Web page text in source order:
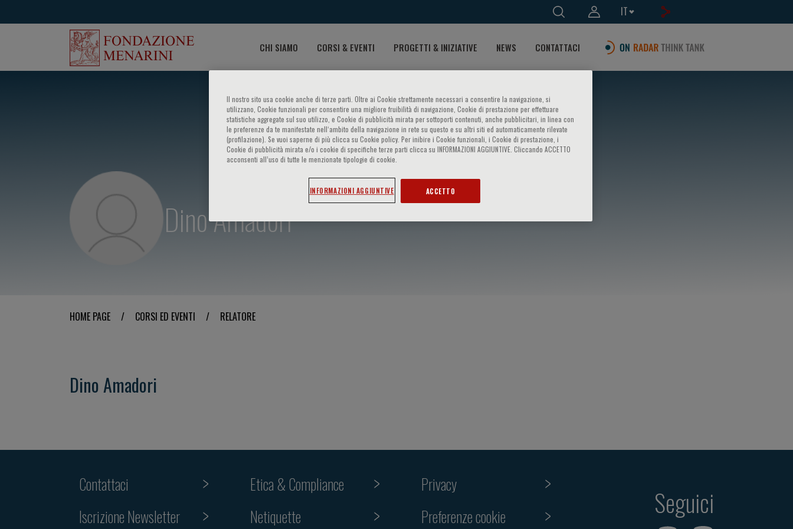
IT
CHI SIAMO CORSI & EVENTI PROGETTI & INIZIATIVE NEWS CONTATTACI
Dino Amadori
HOME PAGE / CORSI ED EVENTI / RELATORE
Dino Amadori
Contattaci
Iscrizione Newsletter
Etica & Compliance
Netiquette
Privacy
Preferenze cookie
Seguici
Il nostro sito usa cookie anche di terze parti. Oltre ai Cookie strettamente necessari a consentire la navigazione, si
utilizzano, Cookie funzionali per consentire una migliore fruibilità di navigazione, Cookie di prestazione per effettuare
statistiche aggregate sul suo utilizzo, e Cookie di pubblicità mirata per sottoporti contenuti, anche pubblicitari, in linea con
le preferenze da te manifestate nell‘ambito della navigazione in rete su questo e su altri siti ed automaticamente rilevate
(profilazione). Se vuoi saperne di più clicca su Cookie policy. Per inibire i Cookie funzionali, i Cookie di prestazione, i
Cookie di pubblicità mirata e/o i cookie di specifiche terze parti clicca su INFORMAZIONI AGGIUNTIVE. Cliccando ACCETTO
acconsenti all’uso di tutte le menzionate tipologie di cookie.
INFORMAZIONI AGGIUNTIVE ACCETTO